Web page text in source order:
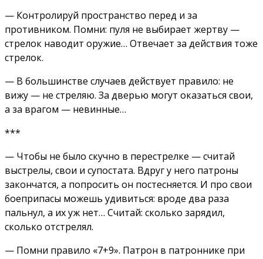
— Контролируй пространство перед и за
противником. Помни: пуля не выбирает жертву —
стрелок наводит оружие… Отвечает за действия тоже
стрелок.
— В большинстве случаев действует правило: не
вижу — не стреляю. За дверью могут оказаться свои,
а за врагом — невинные…
***
— Чтобы не было скучно в перестрелке — считай
выстрелы, свои и супостата. Вдруг у него патроны
закончатся, а попросить он постесняется. И про свои
боеприпасы можешь удивиться: вроде два раза
пальнул, а их уж нет… Считай: сколько зарядил,
сколько отстрелял.
— Помни правило «7+9». Патрон в патроннике при